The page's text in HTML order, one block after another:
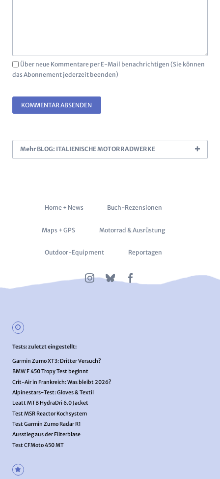
Über neue Kommentare per E-Mail benachrichtigen (Sie können
das Abonnement jederzeit beenden)
KOMMENTAR ABSENDEN
Mehr BLOG: ITALIENISCHE MOTORRADWERKE
Navigation
Home + News Buch-Rezensionen
Maps + GPS Motorrad & Ausrüstung
Outdoor-Equipment Reportagen
Tests: zuletzt eingestellt:
Garmin Zumo XT3: Dritter Versuch?
BMW F 450 Tropy Test beginnt
Crit-Air in Frankreich: Was bleibt 2026?
Alpinestars-Test: Gloves & Textil
Leatt MTB HydraDri 6.0 Jacket
Test MSR Reactor Kochsystem
Test Garmin Zumo Radar R1
Ausstieg aus der Filterblase
Test CFMoto 450 MT